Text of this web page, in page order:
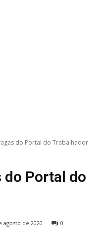
do Portal do Trabalhador
do Portal do
agosto de 2020 0